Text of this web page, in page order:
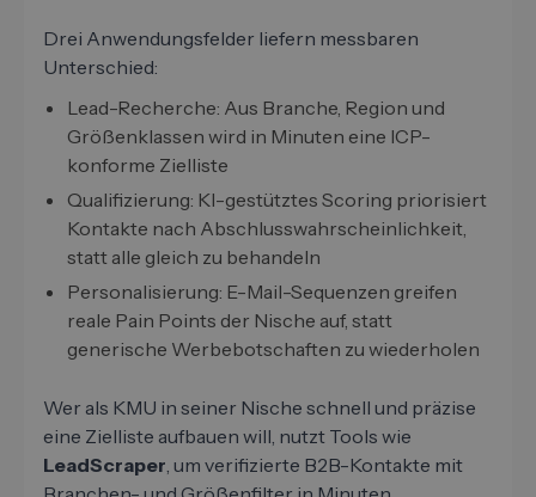
Drei Anwendungsfelder liefern messbaren
Unterschied:
Lead-Recherche: Aus Branche, Region und
Größenklassen wird in Minuten eine ICP-
konforme Zielliste
Qualifizierung: KI-gestütztes Scoring priorisiert
Kontakte nach Abschlusswahrscheinlichkeit,
statt alle gleich zu behandeln
Personalisierung: E-Mail-Sequenzen greifen
reale Pain Points der Nische auf, statt
generische Werbebotschaften zu wiederholen
Wer als KMU in seiner Nische schnell und präzise
eine Zielliste aufbauen will, nutzt Tools wie
LeadScraper, um verifizierte B2B-Kontakte mit